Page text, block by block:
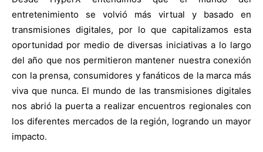
entretenimiento se volvió más virtual y basado en
transmisiones digitales, por lo que capitalizamos esta
oportunidad por medio de diversas iniciativas a lo largo
del año que nos permitieron mantener nuestra conexión
con la prensa, consumidores y fanáticos de la marca más
viva que nunca. El mundo de las transmisiones digitales
nos abrió la puerta a realizar encuentros regionales con
los diferentes mercados de la región, logrando un mayor
impacto.